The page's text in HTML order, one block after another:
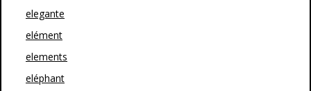
elegante
elément
elements
eléphant